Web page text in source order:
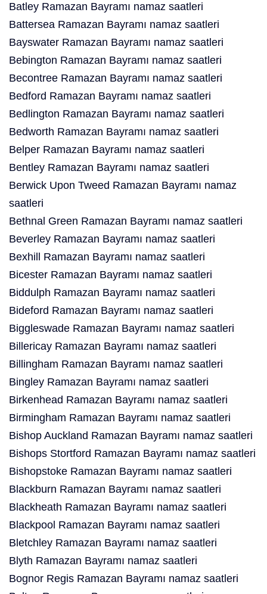
Batley Ramazan Bayramı namaz saatleri
Battersea Ramazan Bayramı namaz saatleri
Bayswater Ramazan Bayramı namaz saatleri
Bebington Ramazan Bayramı namaz saatleri
Becontree Ramazan Bayramı namaz saatleri
Bedford Ramazan Bayramı namaz saatleri
Bedlington Ramazan Bayramı namaz saatleri
Bedworth Ramazan Bayramı namaz saatleri
Belper Ramazan Bayramı namaz saatleri
Bentley Ramazan Bayramı namaz saatleri
Berwick Upon Tweed Ramazan Bayramı namaz
saatleri
Bethnal Green Ramazan Bayramı namaz saatleri
Beverley Ramazan Bayramı namaz saatleri
Bexhill Ramazan Bayramı namaz saatleri
Bicester Ramazan Bayramı namaz saatleri
Biddulph Ramazan Bayramı namaz saatleri
Bideford Ramazan Bayramı namaz saatleri
Biggleswade Ramazan Bayramı namaz saatleri
Billericay Ramazan Bayramı namaz saatleri
Billingham Ramazan Bayramı namaz saatleri
Bingley Ramazan Bayramı namaz saatleri
Birkenhead Ramazan Bayramı namaz saatleri
Birmingham Ramazan Bayramı namaz saatleri
Bishop Auckland Ramazan Bayramı namaz saatleri
Bishops Stortford Ramazan Bayramı namaz saatleri
Bishopstoke Ramazan Bayramı namaz saatleri
Blackburn Ramazan Bayramı namaz saatleri
Blackheath Ramazan Bayramı namaz saatleri
Blackpool Ramazan Bayramı namaz saatleri
Bletchley Ramazan Bayramı namaz saatleri
Blyth Ramazan Bayramı namaz saatleri
Bognor Regis Ramazan Bayramı namaz saatleri